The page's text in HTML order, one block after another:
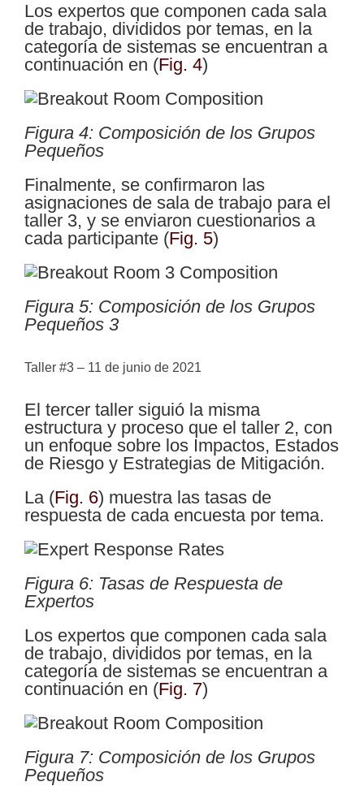
Los expertos que componen cada sala
de trabajo, divididos por temas, en la
categoría de sistemas se encuentran a
continuación en (Fig. 4)
Figura 4: Composición de los Grupos
Pequeños
Finalmente, se confirmaron las
asignaciones de sala de trabajo para el
taller 3, y se enviaron cuestionarios a
cada participante (Fig. 5)
Figura 5: Composición de los Grupos
Pequeños 3
Taller #3 – 11 de junio de 2021
El tercer taller siguió la misma
estructura y proceso que el taller 2, con
un enfoque sobre los Impactos, Estados
de Riesgo y Estrategias de Mitigación.
La (Fig. 6) muestra las tasas de
respuesta de cada encuesta por tema.
Figura 6: Tasas de Respuesta de
Expertos
Los expertos que componen cada sala
de trabajo, divididos por temas, en la
categoría de sistemas se encuentran a
continuación en (Fig. 7)
Figura 7: Composición de los Grupos
Pequeños